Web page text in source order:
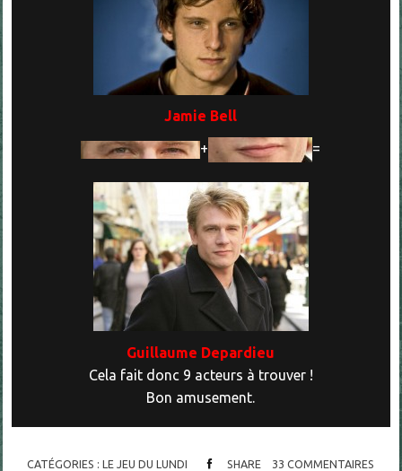
Jamie Bell
+ =
Guillaume Depardieu
Cela fait donc 9 acteurs à trouver !
Bon amusement.
CATÉGORIES : LE JEU DU LUNDI SHARE 33 COMMENTAIRES